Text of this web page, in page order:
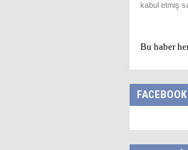
kabul etmiş
Bu haber